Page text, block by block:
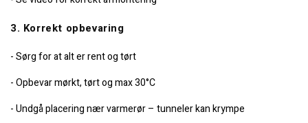
3. Korrekt opbevaring
- Sørg for at alt er rent og tørt
- Opbevar mørkt, tørt og max 30°C
- Undgå placering nær varmerør – tunneler kan krympe